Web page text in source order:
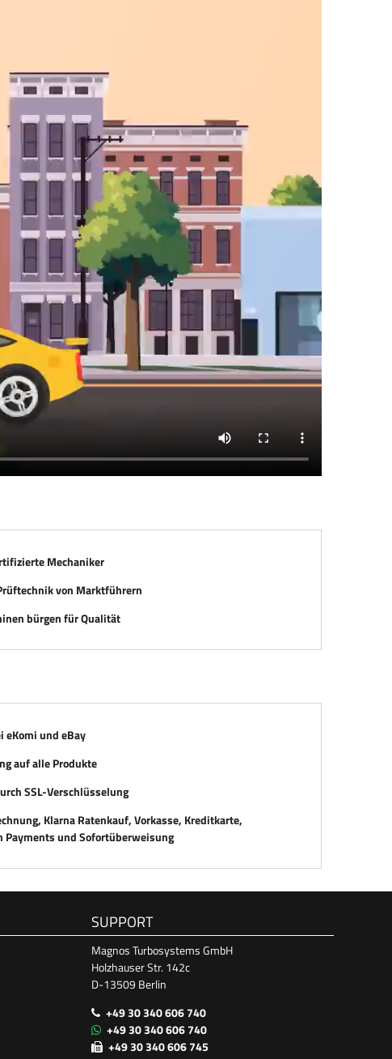
Mechaniker
von Marktführern
bürgen für Qualität
eKomi und eBay
auf alle Produkte
SSL-Verschlüsselung
Klarna Ratenkauf, Vorkasse, Kreditkarte,
Payments und Sofortüberweisung
SUPPORT
Magnos Turbosystems GmbH
Holzhauser Str. 142c
D-13509 Berlin
+49 30 340 606 740
+49 30 340 606 740
+49 30 340 606 745